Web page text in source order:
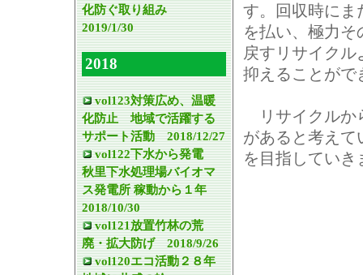
化防ぐ取り組み
2019/1/30
2018
vol123対策広め、温暖
化防止 地域で活躍する
サポート活動 2018/12/27
vol122下水から発電
秋里下水処理場バイオマ
ス発電所 稼動から１年
2018/10/30
vol121放置竹林の荒
廃・拡大防げ 2018/9/26
vol120エコ活動２８年
す。回収時にま
を払い、極力
戻すリサイク
抑えることがで
リサイクルか
があると考えて
を目指していき